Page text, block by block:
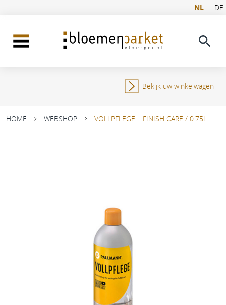
NL DE
Bekijk uw winkelwagen
HOME WEBSHOP VOLLPFLEGE – FINISH CARE / 0.75L